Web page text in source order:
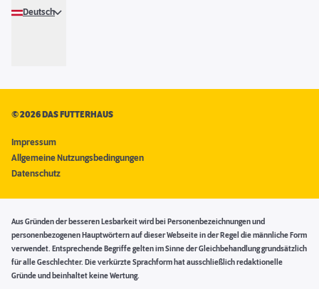
Deutsch
©2026 DAS FUTTERHAUS
Impressum
Allgemeine Nutzungsbedingungen
Datenschutz
Aus Gründen der besseren Lesbarkeit wird bei Personenbezeichnungen und
personenbezogenen Hauptwörtern auf dieser Webseite in der Regel die männliche Form
verwendet. Entsprechende Begriffe gelten im Sinne der Gleichbehandlung grundsätzlich
für alle Geschlechter. Die verkürzte Sprachform hat ausschließlich redaktionelle
Gründe und beinhaltet keine Wertung.